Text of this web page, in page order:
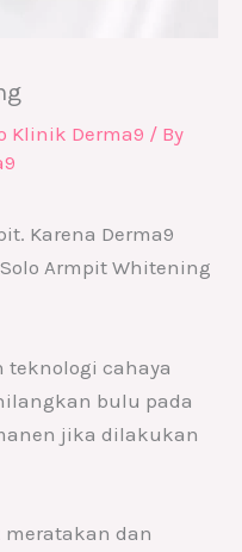
Klinik Derma9 / By
Karena Derma9
Armpit Whitening
teknologi cahaya
bulu pada
jika dilakukan
dan